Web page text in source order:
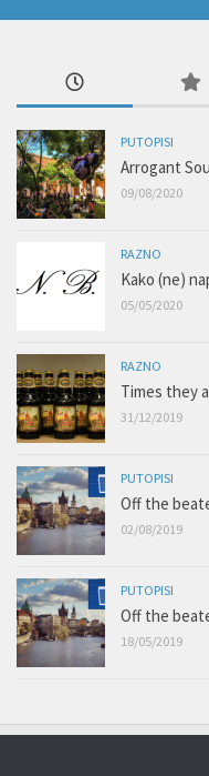
PUTOPISI
Arrogant
09/08/2020
RAZNO
Kako (ne)
05/05/2020
RAZNO
Times they
31/12/2019
PUTOPISI
Off the
02/08/2019
PUTOPISI
Off the
18/05/2019